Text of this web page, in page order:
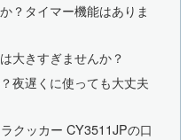
？タイマー機能はありま
大きすぎませんか？
夜遅くに使っても大丈夫
クッカー CY3511JPの口